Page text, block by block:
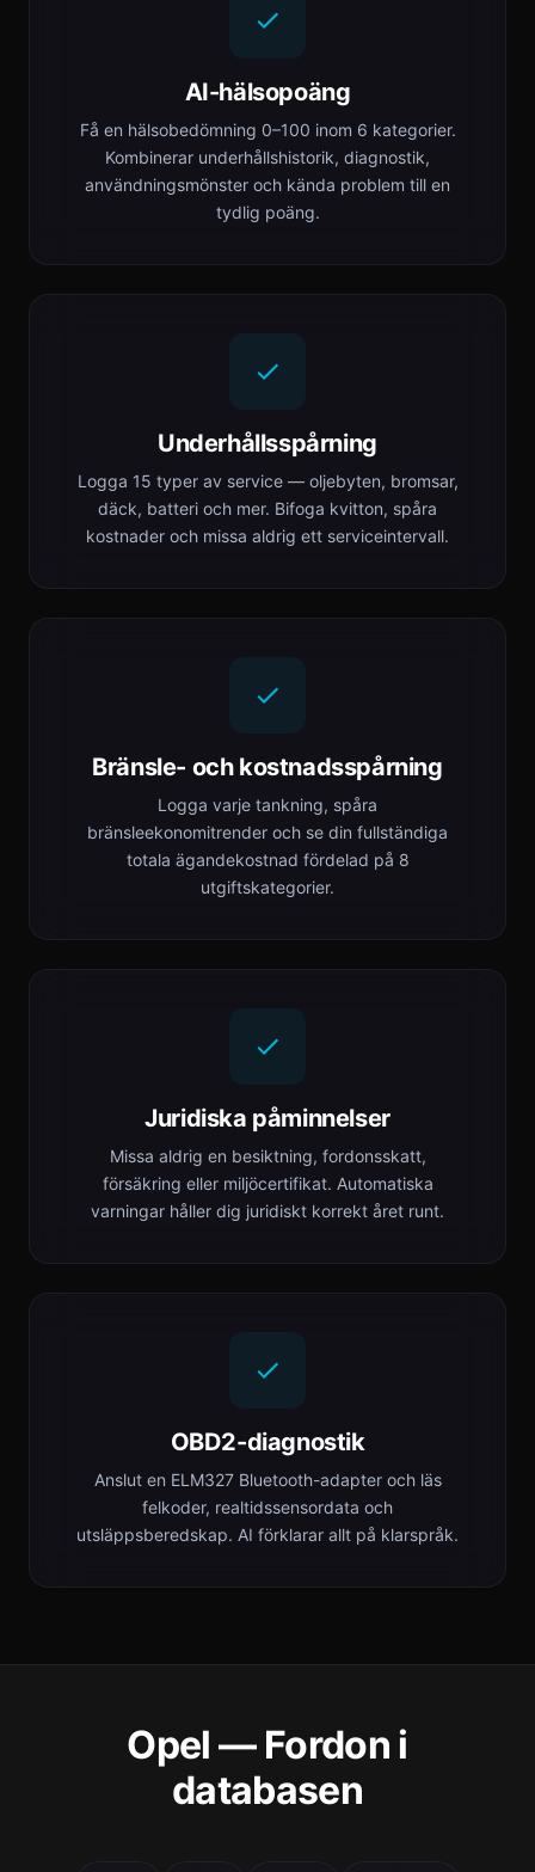
AI-hälsopoäng
Få en hälsobedömning 0–100 inom 6 kategorier.
Kombinerar underhållshistorik, diagnostik,
användningsmönster och kända problem till en
tydlig poäng.
Underhållsspårning
Logga 15 typer av service — oljebyten, bromsar,
däck, batteri och mer. Bifoga kvitton, spåra
kostnader och missa aldrig ett serviceintervall.
Bränsle- och kostnadsspårning
Logga varje tankning, spåra
bränsleekonomitrender och se din fullständiga
totala ägandekostnad fördelad på 8
utgiftskategorier.
Juridiska påminnelser
Missa aldrig en besiktning, fordonsskatt,
försäkring eller miljöcertifikat. Automatiska
varningar håller dig juridiskt korrekt året runt.
OBD2-diagnostik
Anslut en ELM327 Bluetooth-adapter och läs
felkoder, realtidssensordata och
utsläppsberedskap. AI förklarar allt på klarspråk.
Opel — Fordon i
databasen